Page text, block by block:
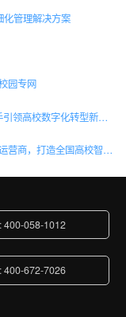
化管理解决方案
园专网
高校数字化转型新浪潮
造全国高校智慧网络新标杆
400-058-1012
400-672-7026